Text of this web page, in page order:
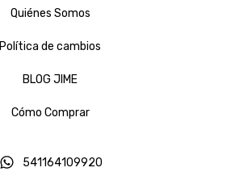
Quiénes Somos
Política de cambios
BLOG JIME
Cómo Comprar
541164109920